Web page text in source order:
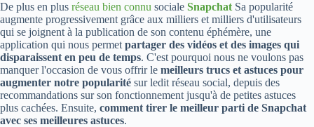
De plus en plus réseau bien connu sociale Snapchat Sa popularité
augmente progressivement grâce aux milliers et milliers d'utilisateurs
qui se joignent à la publication de son contenu éphémère, une
application qui nous permet partager des vidéos et des images qui
disparaissent en peu de temps. C'est pourquoi nous ne voulons pas
manquer l'occasion de vous offrir le meilleurs trucs et astuces pour
augmenter notre popularité sur ledit réseau social, depuis des
recommandations sur son fonctionnement jusqu'à de petites astuces
plus cachées. Ensuite, comment tirer le meilleur parti de Snapchat
avec ses meilleures astuces.